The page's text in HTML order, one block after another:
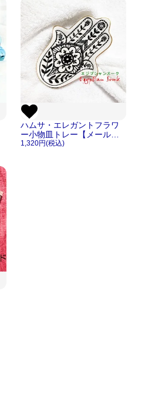
ハムサ・エレガントフラワ
ー小物皿トレー【メール便
OK】
1,320円(税込)